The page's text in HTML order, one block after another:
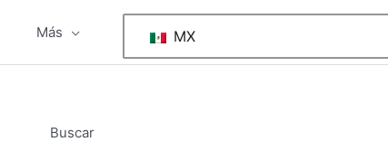
Más MX
Buscar